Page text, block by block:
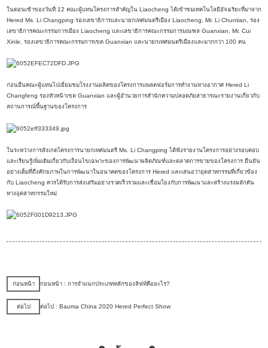
ในตอนเช้าของวันที่ 12 คณะผู้แทนโครงการสำคัญใน Liaocheng ได้เข้าชมเทคโนโลยีอัจฉริยะที่มาจาก
Hered Ms. Li Changping รองเลขาธิการและนายกเทศมนตรีเมือง Liaocheng, Mr. Li Chuntian, รอง
เลขาธิการคณะกรรมการเมือง Liaocheng และเลขาธิการคณะกรรมการมณฑล Guanxian, Mr. Cui
Xinle, รองเลขาธิการคณะกรรมการเขต Guanxian และนายกเทศมนตรีเมืองและมากกว่า 100 คน
ก่อนอื่นคณะผู้แทนไปเยี่ยมชมโรงงานผลิตของโครงการแพลตฟอร์มการทำงานทางอากาศ Hered Li
Changfeng รองหัวหน้าเขต Guanxian และผู้อำนวยการสำนักความปลอดภัยสาธารณะรายงานเกี่ยวกับ
สถานการณ์พื้นฐานของโครงการ
ในระหว่างการสังเกตโครงการนายกเทศมนตรี Ms. Li Changping ได้ฟังรายงานโครงการอย่างรอบคอบ
และเรียนรู้เพิ่มเติมเกี่ยวกับเงื่อนไขเฉพาะของการพัฒนาผลิตภัณฑ์และตลาดการขายของโครงการ ยืนยัน
อย่างเต็มที่ถึงศักยภาพในการพัฒนาในอนาคตของโครงการ Hered และเสนอว่าอุตสาหกรรมที่เกี่ยวข้อง
กับ Liaocheng ควรได้รับการส่งเสริมอย่างรวดเร็วรวมและเชื่อมโยงกับการพัฒนาและสร้างแรงผลักดัน
ทางอุตสาหกรรมใหม่
ก่อนหน้า ก่อนหน้า : การจำแนกประเภทหลักของลิฟท์คืออะไร?
ต่อไป ต่อไป : Bauma China 2020 Hered Perfect Show